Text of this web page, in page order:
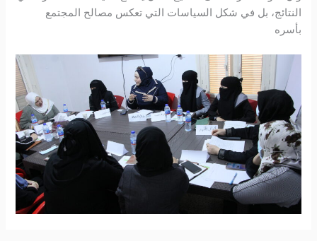
النتائج، بل في شكل السياسات التي تعكس مصالح المجتمع
بأسره